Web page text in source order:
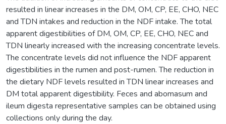
resulted in linear increases in the DM, OM, CP, EE, CHO, NEC
and TDN intakes and reduction in the NDF intake. The total
apparent digestibilities of DM, OM, CP, EE, CHO, NEC and
TDN linearly increased with the increasing concentrate levels.
The concentrate levels did not influence the NDF apparent
digestibilities in the rumen and post-rumen. The reduction in
the dietary NDF levels resulted in TDN linear increases and
DM total apparent digestibility. Feces and abomasum and
ileum digesta representative samples can be obtained using
collections only during the day.